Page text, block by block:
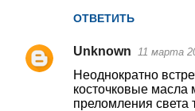
ОТВЕТИТЬ
Unknown 11 марта
Неоднократно
косточковые
преломления света